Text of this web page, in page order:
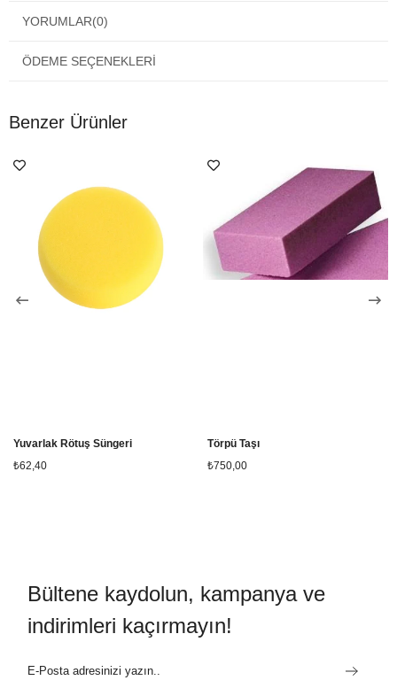
YORUMLAR(0)
ÖDEME SEÇENEKLERI
Benzer Ürünler
Yuvarlak Rötuş Süngeri
₺62,40
Törpü Taşı
₺750,00
Bültene kaydolun, kampanya ve
indirimleri kaçırmayın!